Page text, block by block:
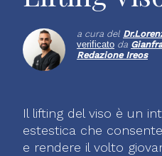
a cura del Dr.
verificato da
Redazione Ireos
Il lifting del viso è un
estestica che
e rendere il volto